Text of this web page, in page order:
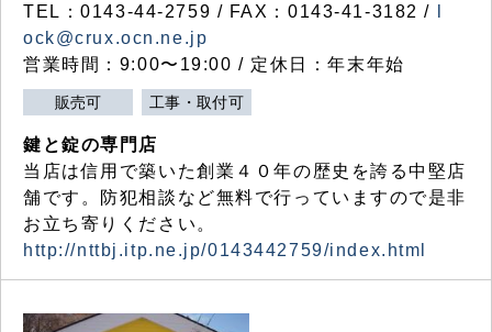
TEL：0143-44-2759 / FAX：0143-41-3182 /
ock@crux.ocn.ne.jp
営業時間：9:00〜19:00 / 定休日：年末年始
販売可 工事・取付可
鍵と錠の専門店
当店は信用で築いた創業４０年の歴史を誇る中堅店
舗です。防犯相談など無料で行っていますので是非
お立ち寄りください。
http://nttbj.itp.ne.jp/0143442759/index.html